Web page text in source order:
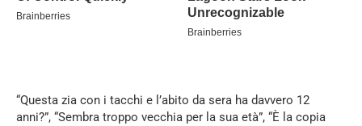
“Questa zia con i tacchi e l’abito da sera ha davvero 12
anni?”, “Sembra troppo vecchia per la sua età”, “È la copia